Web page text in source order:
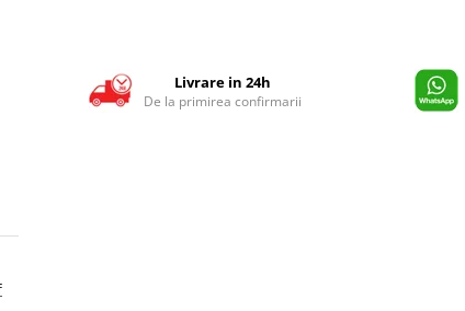
Livrare in 24h
De la primirea confirmarii
precum Sony, Pioneer, Alpine, JVC, Clarion, Kenwood, Dynavin.